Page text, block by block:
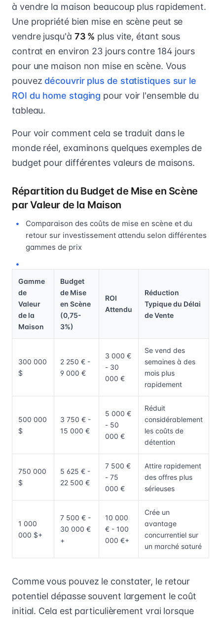
à vendre la maison beaucoup plus rapidement.
Une propriété bien mise en scène peut se
vendre jusqu'à 73 % plus vite, étant sous
contrat en environ 23 jours contre 184 jours
pour une maison non mise en scène. Vous
pouvez découvrir plus de statistiques sur le
ROI du home staging pour voir l'ensemble du
tableau.
Pour voir comment cela se traduit dans le
monde réel, examinons quelques exemples de
budget pour différentes valeurs de maisons.
Répartition du Budget de Mise en Scène
par Valeur de la Maison
Comparaison des coûts de mise en scène et du
retour sur investissement attendu selon différentes
gammes de prix
Gamme
de
Valeur
de la
Maison
Budget
de Mise
en Scène
(0,75-
3%)
ROI
Attendu
Réduction
Typique du Délai
de Vente
300 000
$
2 250 € -
9 000 €
3 000 €
- 30
000 €
Se vend des
semaines à des
mois plus
rapidement
500 000
$
3 750 € -
15 000 €
5 000 €
- 50
000 €
Réduit
considérablement
les coûts de
détention
750 000
$
5 625 € -
22 500 €
7 500 €
- 75
000 €
Attire rapidement
des offres plus
sérieuses
1 000
000 $+
7 500 € -
30 000 €
+
10 000
€ - 100
000 €+
Crée un
avantage
concurrentiel sur
un marché saturé
Comme vous pouvez le constater, le retour
potentiel dépasse souvent largement le coût
initial. Cela est particulièrement vrai lorsque